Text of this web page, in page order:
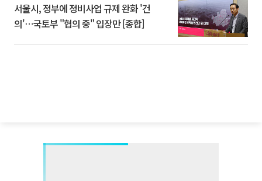
서울시, 정부에 정비사업 규제 완화 '건
의'⋯국토부 "협의 중" 입장만 [종합]